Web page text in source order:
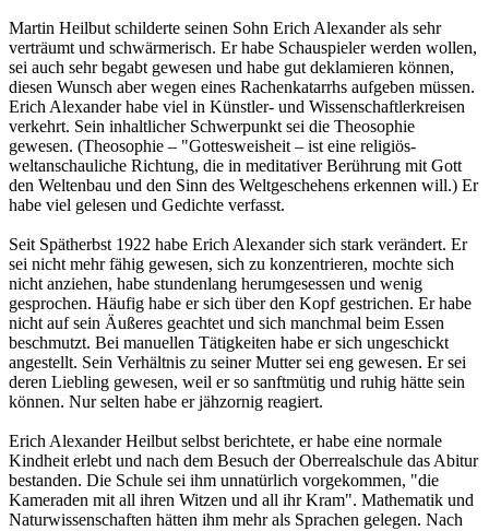
Martin Heilbut schilderte seinen Sohn Erich Alexander als sehr
verträumt und schwärmerisch. Er habe Schauspieler werden wollen,
sei auch sehr begabt gewesen und habe gut deklamieren können,
diesen Wunsch aber wegen eines Rachenkatarrhs aufgeben müssen.
Erich Alexander habe viel in Künstler- und Wissenschaftlerkreisen
verkehrt. Sein inhaltlicher Schwerpunkt sei die Theosophie
gewesen. (Theosophie – "Gottesweisheit – ist eine religiös-
weltanschauliche Richtung, die in meditativer Berührung mit Gott
den Weltenbau und den Sinn des Weltgeschehens erkennen will.) Er
habe viel gelesen und Gedichte verfasst.
Seit Spätherbst 1922 habe Erich Alexander sich stark verändert. Er
sei nicht mehr fähig gewesen, sich zu konzentrieren, mochte sich
nicht anziehen, habe stundenlang herumgesessen und wenig
gesprochen. Häufig habe er sich über den Kopf gestrichen. Er habe
nicht auf sein Äußeres geachtet und sich manchmal beim Essen
beschmutzt. Bei manuellen Tätigkeiten habe er sich ungeschickt
angestellt. Sein Verhältnis zu seiner Mutter sei eng gewesen. Er sei
deren Liebling gewesen, weil er so sanftmütig und ruhig hätte sein
können. Nur selten habe er jähzornig reagiert.
Erich Alexander Heilbut selbst berichtete, er habe eine normale
Kindheit erlebt und nach dem Besuch der Oberrealschule das Abitur
bestanden. Die Schule sei ihm unnatürlich vorgekommen, "die
Kameraden mit all ihren Witzen und all ihr Kram". Mathematik und
Naturwissenschaften hätten ihm mehr als Sprachen gelegen. Nach